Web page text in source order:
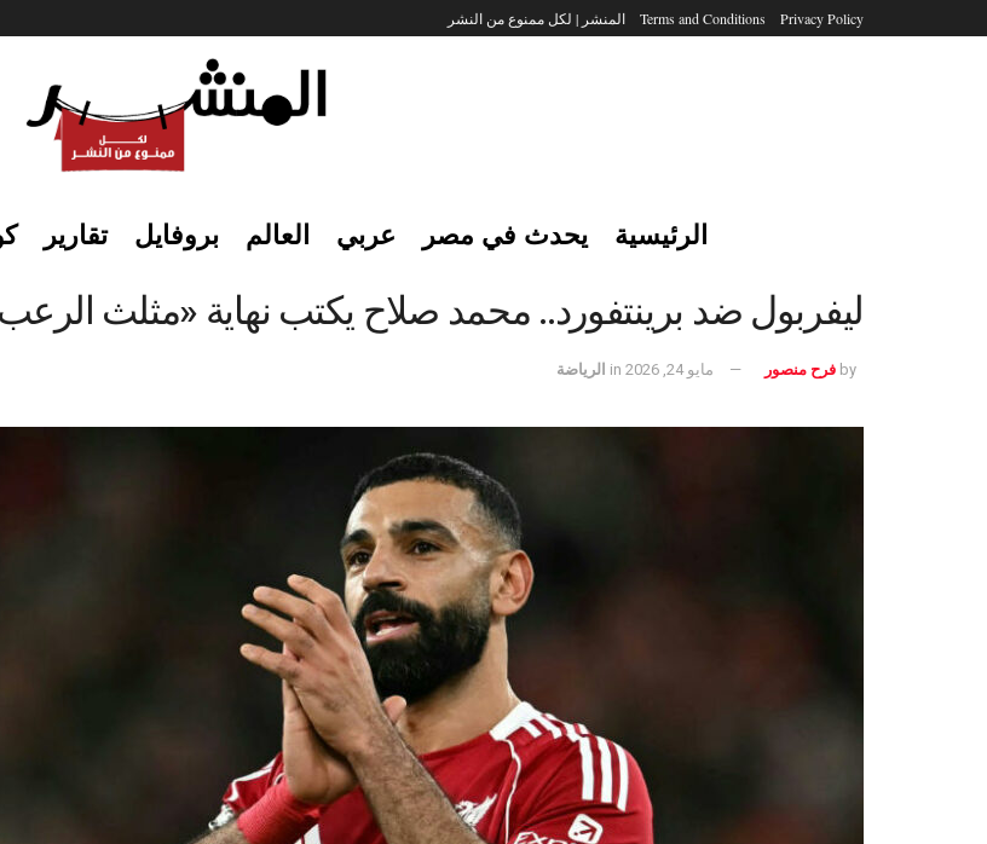
Privacy Policy
Terms and Conditions المنشر | لكل ممنوع من النشر
الرئيسية يحدث في مصر عربي العالم بروفايل تقارير
ليفربول ضد برينتفورد.. محمد صلاح يكتب نهاية «مثلث
by فرح منصور مايو 24, 2026 in الرياضة